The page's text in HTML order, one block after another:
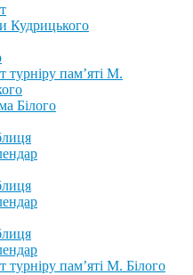
Кудрицького
турніру пам’яті М.
Білого
турніру пам’яті М. Білого